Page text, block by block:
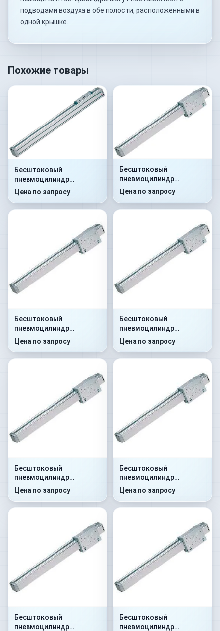
подводами воздуха в обе полости, расположенными в
одной крышке.
Похожие товары
Бесштоковый
пневмоцилиндр
52G2P25A0110
Цена по запросу
Бесштоковый
пневмоцилиндр
52G2C25A0100
Цена по запросу
Бесштоковый
пневмоцилиндр
52G8P25A0290
Цена по запросу
Бесштоковый
пневмоцилиндр
52G8C25A0105
Цена по запросу
Бесштоковый
пневмоцилиндр
52G2P32A0100
Цена по запросу
Бесштоковый
пневмоцилиндр
52G2C32A0250
Цена по запросу
Бесштоковый
пневмоцилиндр
Бесштоковый
пневмоцилиндр